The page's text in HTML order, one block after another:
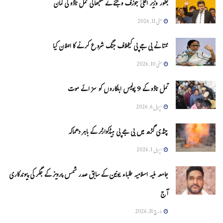
بطور وزیر اعلیٰ جوزف وجئے نے سنبھالی تمل ناڈو کی کمان
مئی 11, 2026
ممتا نے بی جے پی کیخلاف جنگ شروع کرنے کا اعلان کیا
مئی 10, 2026
تمل ناڈو کے 9 پولیس اہلکاروں کو سزائے موت
اپریل 6, 2026
چنڈی گڑھ میں بی جے پی ہیڈکوارٹر کے باہر دھماکہ
اپریل 1, 2026
جامعہ ملیہ اسلامیہ طلباء یونین کے سابق صدر شمس پرویز کے جگر کی پیوندکاری
آج
مارچ 31, 2026